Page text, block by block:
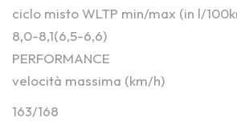
ciclo misto WLTP min/max (in l/
8,0-8,1(6,5-6,6)
PERFORMANCE
velocità massima (km/h)
163/168